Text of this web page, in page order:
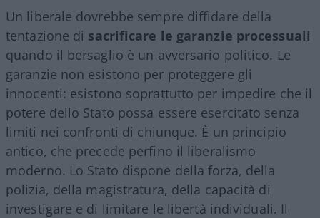
Un liberale dovrebbe sempre diffidare della
tentazione di sacrificare le garanzie processuali
quando il bersaglio è un avversario politico. Le
garanzie non esistono per proteggere gli
innocenti: esistono soprattutto per impedire che il
potere dello Stato possa essere esercitato senza
limiti nei confronti di chiunque. È un principio
antico, che precede perfino il liberalismo
moderno. Lo Stato dispone della forza, della
polizia, della magistratura, della capacità di
investigare e di limitare le libertà individuali. Il